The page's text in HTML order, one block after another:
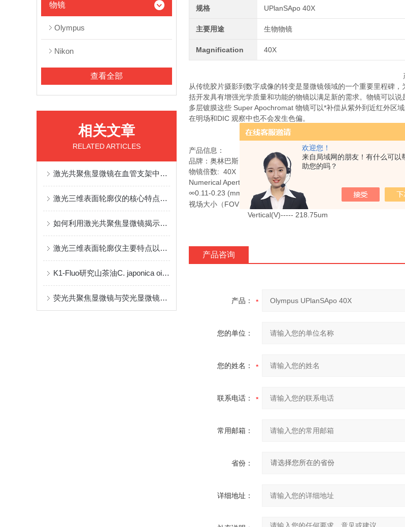
欢迎您！
来自局域网的朋友！有什么可以
助您的吗？
物镜
Olympus
Nikon
查看全部
相关文章
RELATED ARTICLES
激光共聚焦显微镜在血管支架中的应用
激光三维表面轮廓仪的核心特点我这就给你说明白了
如何利用激光共聚焦显微镜揭示细胞秘密？
激光三维表面轮廓仪主要特点以及广泛的应用领域
K1-Fluo研究山茶油C. japonica oil）抑制哮喘的发生
荧光共聚焦显微镜与荧光显微镜的区别
规格 UPlanSApo 40X
主要用途 生物物镜
Magnification 40X
从传统胶片摄影到数字成像的转变是显微镜领域的一个重要里程碑
括开发具有增强光学质量和功能的物镜以满足新的需求。物镜可以
多层镀膜这些 Super Apochromat 物镜可以*补偿从紫外到近红外区
在明场和DIC 观察中也不会发生色偏。
产品信息：
品牌：奥林巴斯
物镜倍数: 40X
Numerical Aperture (NA): 0.95
∞0.11-0.23 (mm)
视场大小（FOV
: Horizontal (H)- 218.75 um
Vertical(V)----- 218.75um
产品咨询
产品：
您的单位：
您的姓名：
联系电话：
常用邮箱：
省份：
详细地址：